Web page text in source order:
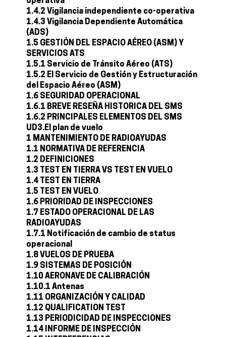
1.4.2 Vigilancia independiente co-operativa
1.4.3 Vigilancia Dependiente Automática
(ADS)
1.5 GESTIÓN DEL ESPACIO AÉREO (ASM) Y
SERVICIOS ATS
1.5.1 Servicio de Tránsito Aéreo (ATS)
1.5.2 El Servicio de Gestión y Estructuración
del Espacio Aéreo (ASM)
1.6 SEGURIDAD OPERACIONAL
1.6.1 BREVE RESEÑA HISTORICA DEL SMS
1.6.2 PRINCIPALES ELEMENTOS DEL SMS
UD3.El plan de vuelo
1 MANTENIMIENTO DE RADIOAYUDAS
1.1 NORMATIVA DE REFERENCIA
1.2 DEFINICIONES
1.3 TEST EN TIERRA VS TEST EN VUELO
1.4 TEST EN TIERRA
1.5 TEST EN VUELO
1.6 PRIORIDAD DE INSPECCIONES
1.7 ESTADO OPERACIONAL DE LAS
RADIOAYUDAS
1.7.1 Notificación de cambio de status
operacional
1.8 VUELOS DE PRUEBA
1.9 SISTEMAS DE POSICIÓN
1.10 AERONAVE DE CALIBRACIÓN
1.10.1 Antenas
1.11 ORGANIZACIÓN Y CALIDAD
1.12 QUALIFICATION TEST
1.13 PERIODICIDAD DE INSPECCIONES
1.14 INFORME DE INSPECCIÓN